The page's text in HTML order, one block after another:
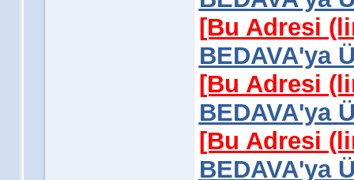
[Bu Adresi
BEDAVA'ya
[Bu Adresi
BEDAVA'ya
[Bu Adresi
BEDAVA'ya